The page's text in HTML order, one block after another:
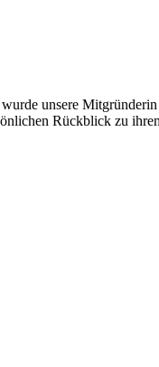
unsere
Rückblick zu